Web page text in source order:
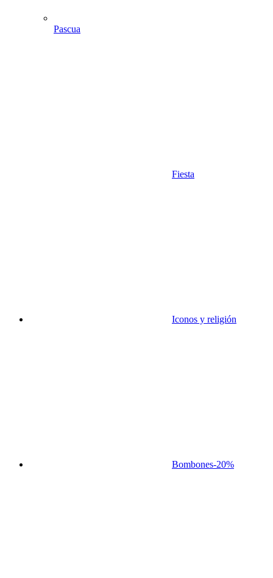
Pascua
Fiesta
Iconos y religión
Bombones-20%